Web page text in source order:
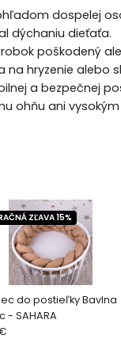
dospelej
dýchaniu dieťaťa.
poškodený
na hryzenie alebo
a bezpečnej
ohňu ani
do postieľky Bavlna
- SAHARA
ZĽAVA 15%